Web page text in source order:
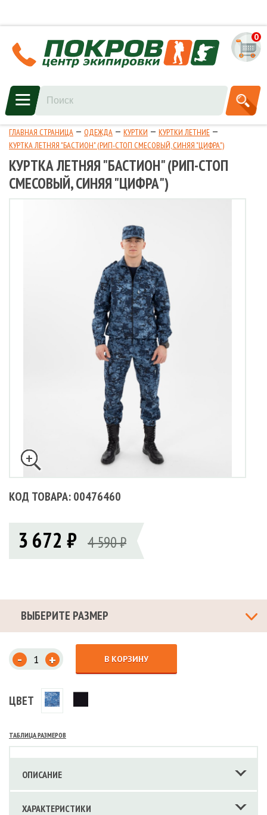
0
ГЛАВНАЯ СТРАНИЦА ОДЕЖДА КУРТКИ
КУРТКИ ЛЕТНИЕ
КУРТКА ЛЕТНЯЯ "БАСТИОН" (РИП-СТОП СМЕСОВЫЙ, СИНЯЯ "ЦИФРА")
КУРТКА ЛЕТНЯЯ "БАСТИОН" (РИП-СТОП
СМЕСОВЫЙ, СИНЯЯ "ЦИФРА")
КОД ТОВАРА: 00476460
3 672 ₽ 4 590 ₽
ВЫБЕРИТЕ РАЗМЕР
- + В КОРЗИНУ
ЦВЕТ
ТАБЛИЦА РАЗМЕРОВ
ОПИСАНИЕ
ХАРАКТЕРИСТИКИ